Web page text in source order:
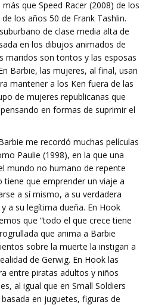
que Speed ​​Racer (2008) de los
los años 50 de Frank Tashlin.
de clase media alta de
en los dibujos animados de
maridos son tontos y las esposas
Barbie, las mujeres, al final, usan
mantener a los Ken fuera de las
de mujeres republicanas que
en formas de suprimir el
me recordó muchas películas
Paulie (1998), en la que una
mundo no humano de repente
tiene que emprender un viaje a
a sí mismo, a su verdadera
a su legítima dueña. En Hook
que “todo el que crece tiene
que anima a Barbie
sobre la muerte la instigan a
de Gerwig. En Hook las
entre piratas adultos y niños
al igual que en Small Soldiers
en juguetes, figuras de